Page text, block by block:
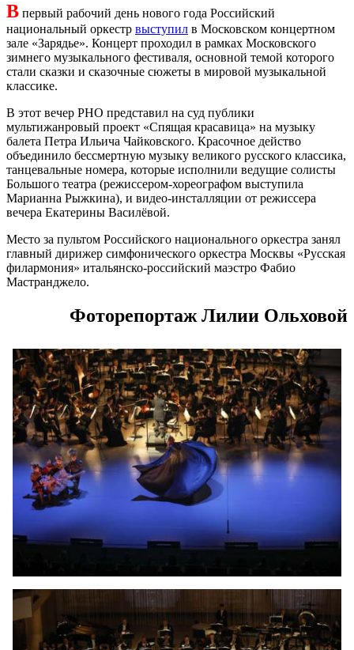
В первый рабочий день нового года Российский
национальный оркестр выступил в Московском концертном
зале «Зарядье». Концерт проходил в рамках Московского
зимнего музыкального фестиваля, основной темой которого
стали сказки и сказочные сюжеты в мировой музыкальной
классике.
В этот вечер РНО представил на суд публики
мультижанровый проект «Спящая красавица» на музыку
балета Петра Ильича Чайковского. Красочное действо
объединило бессмертную музыку великого русского классика,
танцевальные номера, которые исполнили ведущие солисты
Большого театра (режиссером-хореографом выступила
Марианна Рыжкина), и видео-инсталляции от режиссера
вечера Екатерины Василёвой.
Место за пультом Российского национального оркестра занял
главный дирижер симфонического оркестра Москвы «Русская
филармония» итальянско-российский маэстро Фабио
Мастранджело.
Фоторепортаж Лилии Ольховой